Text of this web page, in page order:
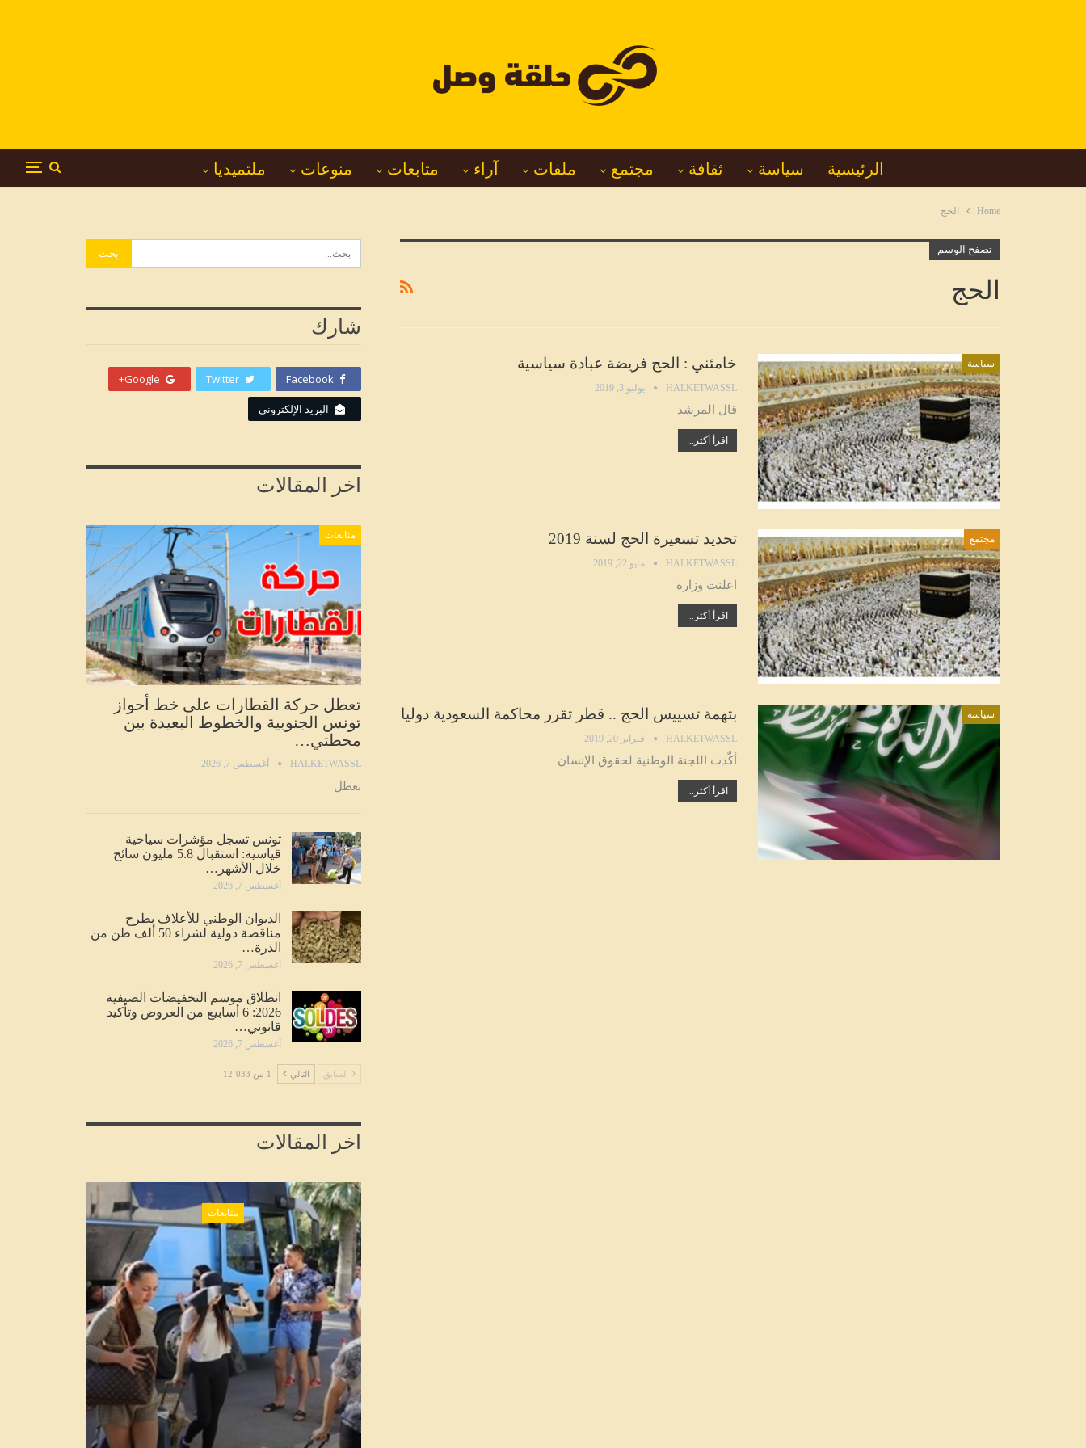
الرئيسية سياسة ثقافة مجتمع ملفات آراء متابعات منوعات ملتميديا
Home الحج
تصفح الوسم
الحج
سياسة خامئني : الحج فريضة عبادة سياسية
HALKETWASSL يوليو 3, 2019
قال المرشد
اقرأ أكثر...
مجتمع تحديد تسعيرة الحج لسنة 2019
HALKETWASSL مايو 22, 2019
اعلنت وزارة
اقرأ أكثر...
سياسة بتهمة تسييس الحج .. قطر تقرر محاكمة السعودية دوليا
HALKETWASSL فبراير 20, 2019
أكّدت اللجنة الوطنية لحقوق الإنسان
اقرأ أكثر...
شارك
Facebook
Twitter
Google+
البريد الإلكتروني
اخر المقالات
متابعات
تعطل حركة القطارات على خط أحواز
تونس الجنوبية والخطوط البعيدة بين
محطتي…
HALKETWASSL أغسطس 7, 2026
تعطل
تونس تسجل مؤشرات سياحية
قياسية: استقبال 5.8 مليون سائح
خلال الأشهر…
أغسطس 7, 2026
الديوان الوطني للأعلاف يطرح
مناقصة دولية لشراء 50 ألف طن من
الذرة…
أغسطس 7, 2026
انطلاق موسم التخفيضات الصيفية
2026: 6 أسابيع من العروض وتأكيد
قانوني…
أغسطس 7, 2026
السابق التالي 1 من 12٬033
اخر المقالات
متابعات